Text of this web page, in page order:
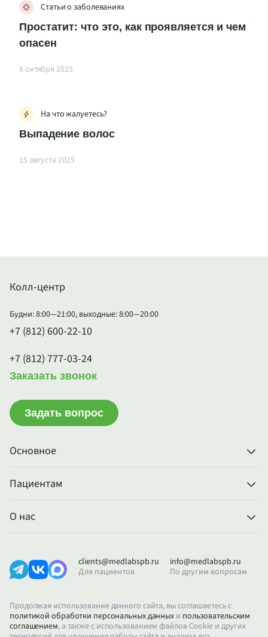
Статьи о заболеваниях
Простатит: что это, как проявляется и чем
опасен
8 октября 2025
На что жалуетесь?
Выпадение волос
15 августа 2025
Основное
Пациентам
О нас
Колл-центр
Будни: 8:00—21:00, выходные: 8:00—20:00
+7 (812) 600-22-10
+7 (812) 777-03-24
Заказать звонок
Задать вопрос
Продолжая использование данного сайта, вы соглашаетесь с
политикой обработки персональных данных и пользовательским
соглашением, а также с использованием файлов Cookie и других
clients@medlabspb.ru
Для пациентов
info@medlabspb.ru
По другим вопросам